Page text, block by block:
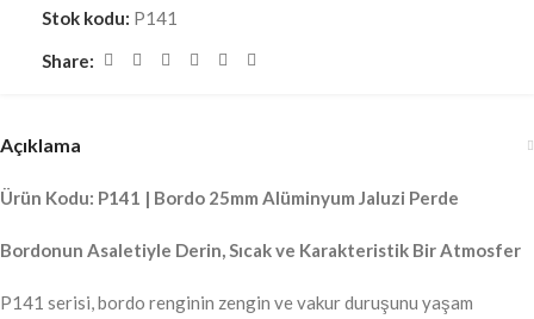
Stok kodu: P141
Share:
Açıklama
Ürün Kodu: P141 | Bordo 25mm Alüminyum Jaluzi Perde
Bordonun Asaletiyle Derin, Sıcak ve Karakteristik Bir Atmosfer
P141 serisi, bordo renginin zengin ve vakur duruşunu yaşam